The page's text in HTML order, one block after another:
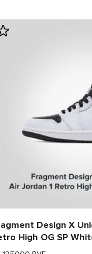
Design X
High OG SP